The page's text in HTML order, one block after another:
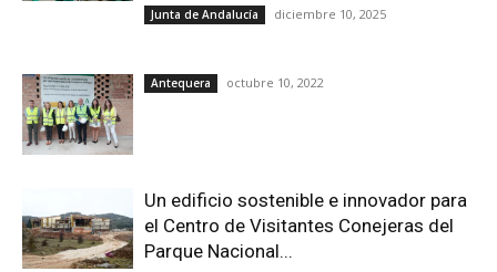
Junta de Andalucía diciembre 10, 2025
Antequera octubre 10, 2022
Un edificio sostenible e innovador para
el Centro de Visitantes Conejeras del
Parque Nacional...